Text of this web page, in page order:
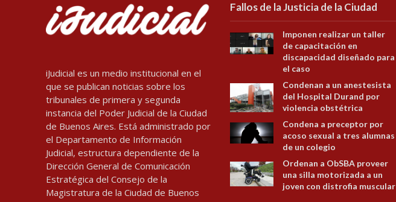
iJudicial es un medio institucional en el
que se publican noticias sobre los
tribunales de primera y segunda
instancia del Poder Judicial de la Ciudad
de Buenos Aires. Está administrado por
el Departamento de Información
Judicial, estructura dependiente de la
Dirección General de Comunicación
Estratégica del Consejo de la
Magistratura de la Ciudad de Buenos
Fallos de la Justicia de la Ciudad
Imponen realizar un taller
de capacitación en
discapacidad diseñado para
el caso
Condenan a un anestesista
del Hospital Durand por
violencia obstétrica
Condena a preceptor por
acoso sexual a tres alumnas
de un colegio
Ordenan a ObSBA proveer
una silla motorizada a un
joven con distrofia muscular